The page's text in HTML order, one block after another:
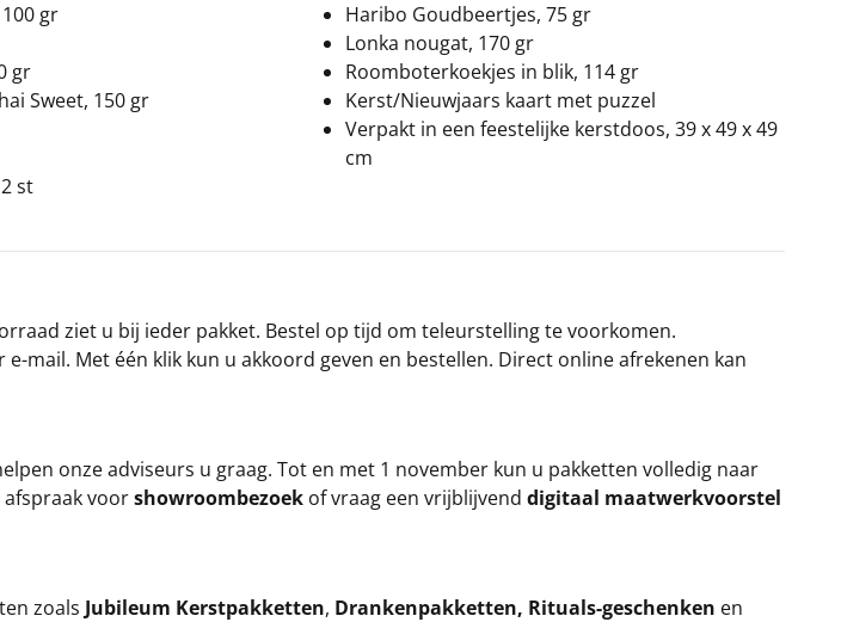
gr
gr
Sweet, 150 gr
st
Haribo Goudbeertjes, 75 gr
Lonka nougat, 170 gr
Roomboterkoekjes in blik, 114 gr
Kerst/Nieuwjaars kaart met puzzel
Verpakt in een feestelijke kerstdoos, 39 x 49 x 49
cm
ziet u bij ieder pakket. Bestel op tijd om teleurstelling te voorkomen.
mail. Met één klik kun u akkoord geven en bestellen. Direct online afrekenen kan
onze adviseurs u graag. Tot en met 1 november kun u pakketten volledig naar
afspraak voorshowroombezoek of vraag een vrijblijvend digitaal maatwerkvoorstel
zoals Jubileum Kerstpakketten, Drankenpakketten, Rituals-geschenken en